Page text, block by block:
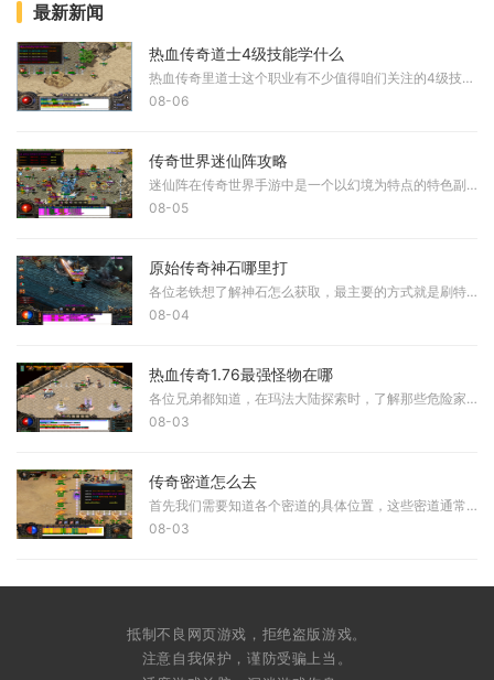
最新新闻
热血传奇道士4级技能学什么
热血传奇里道士这个职业有不少值得咱们关注的4级技能，不同的技能路线会直接影响在游戏里的表现。道士兄弟们可以重点考虑的方向包括复活术、群体治疗术、召唤神兽和幽灵盾这几
08-06
传奇世界迷仙阵攻略
迷仙阵在传奇世界手游中是一个以幻境为特点的特色副本，玩家需要达到特定等级要求并完成前置任务才能解锁进入迷仙阵的入口。这个副本地图环境复杂多变，布满了各种机关和陷阱
08-05
原始传奇神石哪里打
各位老铁想了解神石怎么获取，最主要的方式就是刷特定地图和参与日常活动。游戏中开启神石系统后，哥们儿可以前往庄园找到神石商人激活相关功能。日常活动中完成每日任务能够
08-04
热血传奇1.76最强怪物在哪
各位兄弟都知道，在玛法大陆探索时，了解那些危险家伙的藏身之处非常重要。这片土地的深处潜藏着不少令人头疼的存在，它们往往盘踞在一些不易到达的角落，需要经过重重险阻才
08-03
传奇密道怎么去
首先我们需要知道各个密道的具体位置，这些密道通常隐藏在游戏地图的特殊区域。比如在传奇世界中，玩家们常常会为了寻找珍稀的装备和材料而穿梭于各种密道之中。皇天城的密道
08-03
抵制不良网页游戏，拒绝盗版游戏。
注意自我保护，谨防受骗上当。